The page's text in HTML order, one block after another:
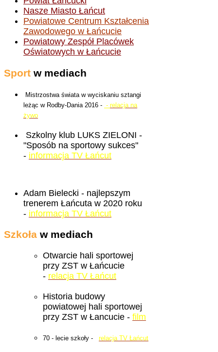
Nasze Miasto Łańcut
Powiatowe Centrum Kształcenia
Zawodowego w Łańcucie
Powiatowy Zespół Placówek
Oświatowych w Łańcucie
Sport w mediach
Mistrzostwa świata w wyciskaniu sztangi
leżąc w Rodby-Dania 2016 - - relacja na
żywo
Szkolny klub LUKS ZIELONI -
"Sposób na sportowy sukces"
- informacja TV Łańcut
Adam Bielecki - najlepszym
trenerem Łańcuta w 2020 roku
- informacja TV Łańcut
Szkoła w mediach
Otwarcie hali sportowej
przy ZST w Łańcucie
- relacja TV Łańcut
Historia budowy
powiatowej hali sportowej
przy ZST w Łancucie - film
70 - lecie szkoły - relacja TV Łańcut